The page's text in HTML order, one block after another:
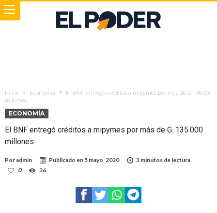
Inicio Economía
El BNF entregó créditos a mipymes por más de G. 135.000
millones
ECONOMÍA
El BNF entregó créditos a mipymes por más de G. 135.000
millones
Poradmin Publicado en 5 mayo, 2020
3 minutos de lectura
0
36